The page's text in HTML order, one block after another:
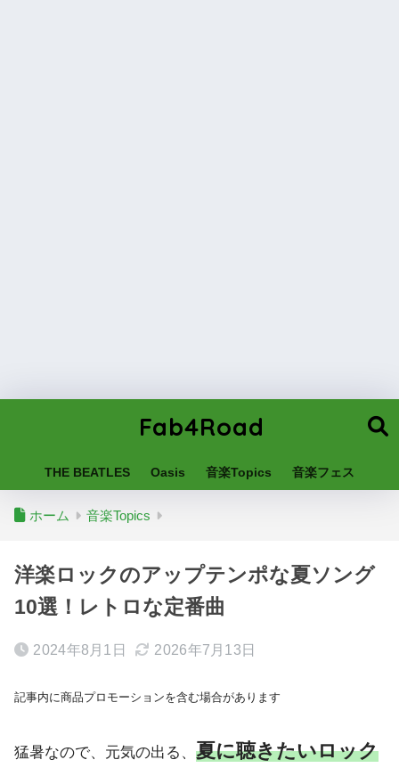
Fab4Road
THE BEATLES Oasis 音楽Topics 音楽フェス
ホーム 音楽Topics
洋楽ロックのアップテンポな夏ソング
10選！レトロな定番曲
2024年8月1日 2026年7月13日
記事内に商品プロモーションを含む場合があります
猛暑なので、元気の出る、 夏に聴きたいロック